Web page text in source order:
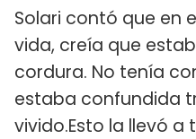
Solari contó que en
vida, creía que
cordura. No tenía
estaba confundida
vivido.Esto la llevó a